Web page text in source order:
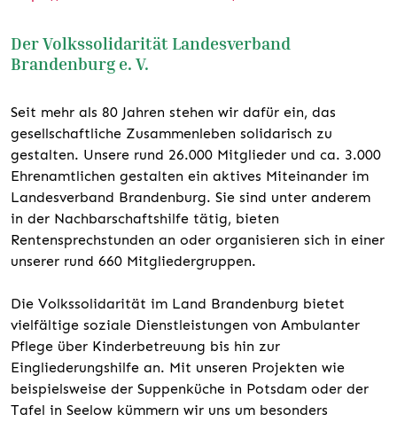
Der Volkssolidarität Landesverband
Brandenburg e. V.
Seit mehr als 80 Jahren stehen wir dafür ein, das
gesellschaftliche Zusammenleben solidarisch zu
gestalten. Unsere rund 26.000 Mitglieder und ca. 3.000
Ehrenamtlichen gestalten ein aktives Miteinander im
Landesverband Brandenburg. Sie sind unter anderem
in der Nachbarschaftshilfe tätig, bieten
Rentensprechstunden an oder organisieren sich in einer
unserer rund 660 Mitgliedergruppen.
Die Volkssolidarität im Land Brandenburg bietet
vielfältige soziale Dienstleistungen von Ambulanter
Pflege über Kinderbetreuung bis hin zur
Eingliederungshilfe an. Mit unseren Projekten wie
beispielsweise der Suppenküche in Potsdam oder der
Tafel in Seelow kümmern wir uns um besonders